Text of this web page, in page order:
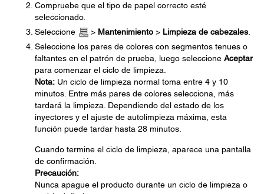
Compruebe que el tipo de papel correcto esté
seleccionado.
Seleccione
> Mantenimiento > Limpieza de cabezales
Seleccione los pares de colores con segmentos tenues o
faltantes en el patrón de prueba, luego seleccione Aceptar
para comenzar el ciclo de limpieza.
Nota: Un ciclo de limpieza normal toma entre 4 y 10
minutos. Entre más pares de colores selecciona, más
tardará la limpieza. Dependiendo del estado de los
inyectores y el ajuste de autolimpieza máxima, esta
función puede tardar hasta 28 minutos.
Cuando termine el ciclo de limpieza, aparece una pantalla
de confirmación.
Precaución:
Nunca apague el producto durante un ciclo de limpieza o